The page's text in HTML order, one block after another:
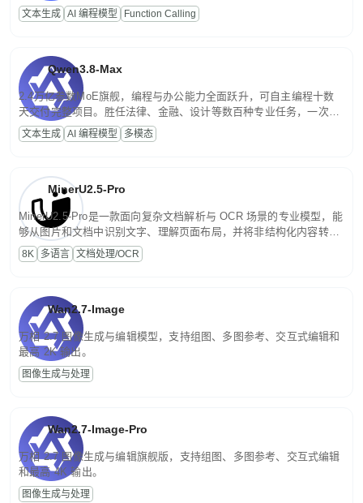
高并发、轻量化任务，适合日常对话、内容创作、基础 RAG、批量
文案处理等普惠刚需场景。
文本生成 AI 编程模型 Function Calling
Qwen3.8-Max
2.4万亿参数MoE旗舰，编程与办公能力全面跃升，可自主编程十数
天交付完整项目。胜任法律、金融、设计等数百种专业任务，一次对
话端到端交付生产级成果。原生视觉理解贯穿规划、执行与验证全流
程，支持超长文档与长视频的深度语义解析。长程任务中自主规划与
文本生成 AI 编程模型 多模态
MinerU2.5-Pro
MinerU2.5-Pro是一款面向复杂文档解析与 OCR 场景的专业模型，能
够从图片和文档中识别文字、理解页面布局，并将非结构化内容转换
为便于存储、检索和二次处理的结构化结果。
8K 多语言 文档处理/OCR
Wan2.7-Image
万相 2.7 图像生成与编辑模型，支持组图、多图参考、交互式编辑和
最高 2K 输出。
图像生成与处理
Wan2.7-Image-Pro
万相 2.7 图像生成与编辑旗舰版，支持组图、多图参考、交互式编辑
和最高 4K 输出。
图像生成与处理